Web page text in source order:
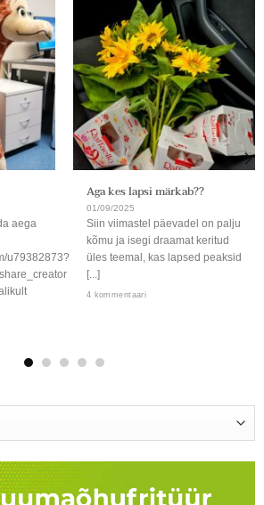
aega
u79382873?
Aga kes lapsi märkab??
01/09/2025
Siin viimastel päevadel on palju
kõmu ja isegi draamat keritud
üles teemal, kas lapsed peaksid
[...]
4 kommentaari